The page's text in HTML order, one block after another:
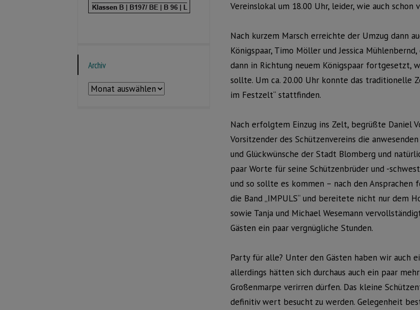
Vereinslokal um 18.00 Uhr, leider, wie auch
Nach kurzem Marsch erreichte der Umzug dann
Königspaar, Timo Möller und Jessica
dann in Richtung neuem Königspaar fortgesetzt,
sollte. Um ca. 20.00 Uhr konnte das traditionelle
im Festzelt“ stattfinden.
Nach erfolgtem Einzug ins Zelt, begrüßte Daniel
Vorsitzender des Schützenvereins die
und Glückwünsche der Stadt Blomberg und
paar Worte für seine Schützenbrüder und -
und so sollte es kommen – nach den Ansprachen
die Band „IMPULS“ und bereitete nicht nur dem
sowie Tanja und Michael Wesemann
Gästen ein paar vergnügliche Stunden.
Party für alle? Unter den Gästen haben wir auch
allerdings hätten sich durchaus auch ein paar
Großenmarpe verirren dürfen. Das kleine
definitiv wert besucht zu werden. Gelegenheit
Archiv
Archiv